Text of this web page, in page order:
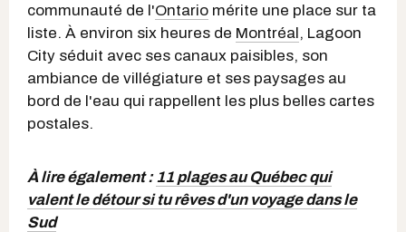
communauté de l'Ontario mérite une place sur ta
liste. À environ six heures de Montréal, Lagoon
City séduit avec ses canaux paisibles, son
ambiance de villégiature et ses paysages au
bord de l'eau qui rappellent les plus belles cartes
postales.
À lire également : 11 plages au Québec qui
valent le détour si tu rêves d'un voyage dans le
Sud